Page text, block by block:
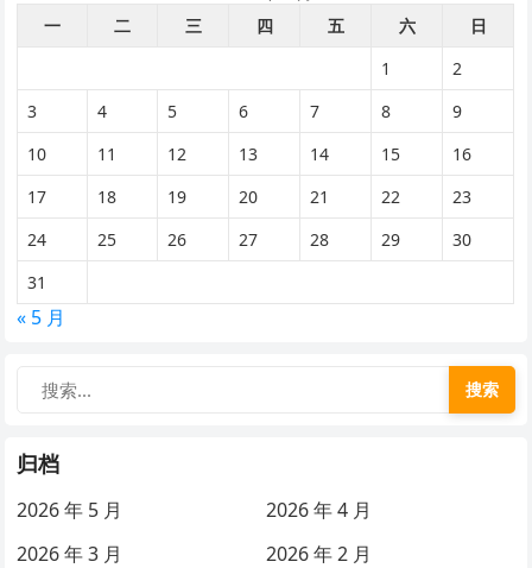
一
二 三 四 五 六
日
1
2
3
4 5 6 7 8
9
10
11 12 13 14 15
16
17
18 19 20 21 22
23
24
25 26 27 28 29
30
31
« 5 月
搜索
归档
2026 年 5 月
2026 年 4 月
2026 年 3 月
2026 年 2 月